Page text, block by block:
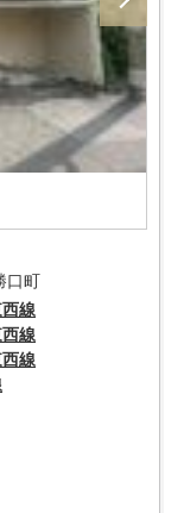
口町
線
線
線